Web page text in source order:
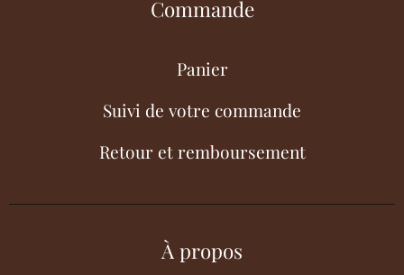
Commande
Panier
Suivi de votre commande
Retour et remboursement
À propos